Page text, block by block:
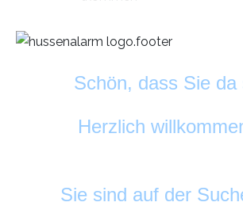
Schön, dass Sie da
Herzlich
Sie sind auf der